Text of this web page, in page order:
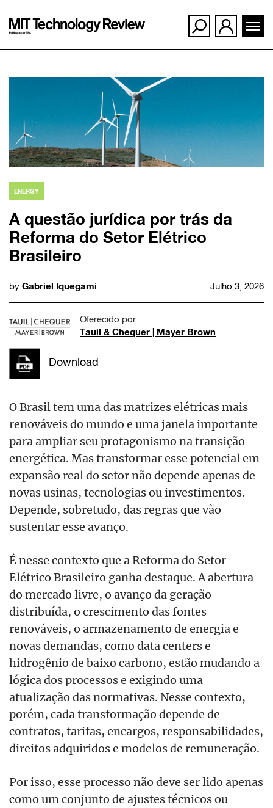
conteúdo
ENERGY
A questão jurídica por trás da
Reforma do Setor Elétrico
Brasileiro
by Gabriel Iquegami Julho 3, 2026
Oferecido por
Tauil & Chequer | Mayer Brown
Download
O Brasil tem uma das matrizes elétricas mais
renováveis do mundo e uma janela importante
para ampliar seu protagonismo na transição
energética. Mas transformar esse potencial em
expansão real do setor não depende apenas de
novas usinas, tecnologias ou investimentos.
Depende, sobretudo, das regras que vão
sustentar esse avanço.
É nesse contexto que a Reforma do Setor
Elétrico Brasileiro ganha destaque. A abertura
do mercado livre, o avanço da geração
distribuída, o crescimento das fontes
renováveis, o armazenamento de energia e
novas demandas, como data centers e
hidrogênio de baixo carbono, estão mudando a
lógica dos processos e exigindo uma
atualização das normativas. Nesse contexto,
porém, cada transformação depende de
contratos, tarifas, encargos, responsabilidades,
direitos adquiridos e modelos de remuneração.
Por isso, esse processo não deve ser lido apenas
como um conjunto de ajustes técnicos ou